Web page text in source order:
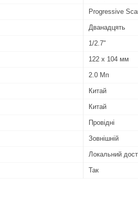
Progressive
Дванадцять
1/2.7"
122 х 104 мм
2.0 Мп
Китай
Китай
Провідні
Зовнішній
Локальний
Так